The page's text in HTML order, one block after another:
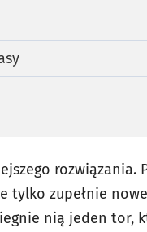
rozwiązania.
tylko zupełnie
nią jeden tor,